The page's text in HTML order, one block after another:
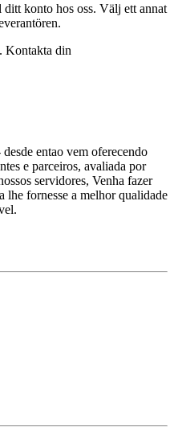
konto hos oss. Välj ett annat
Kontakta din
entao vem oferecendo
e parceiros, avaliada por
servidores, Venha fazer
lhe fornesse a melhor qualidade